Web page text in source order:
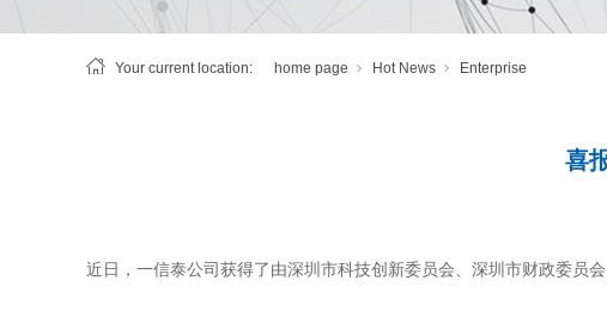
Your current location: home page Hot News Enterprise
喜
近日，一信泰公司获得了由深圳市科技创新委员会、深圳市财政委员